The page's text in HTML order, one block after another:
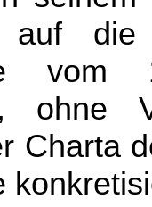
auf die
ohne
Charta